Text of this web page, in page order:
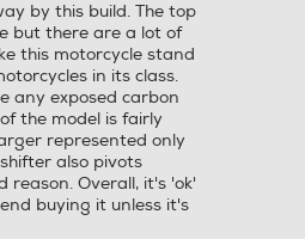
by this build. The top
but there are a lot of
this motorcycle stand
in its class.
any exposed carbon
the model is fairly
represented only
also pivots
reason. Overall, it's 'ok'
buying it unless it's